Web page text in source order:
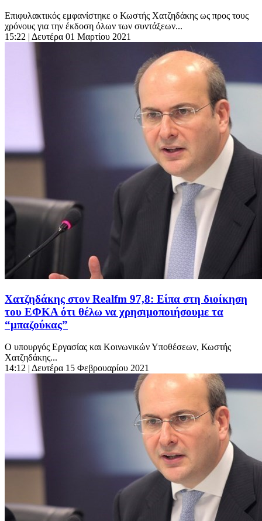
Επιφυλακτικός εμφανίστηκε ο Κωστής Χατζηδάκης ως προς τους
χρόνους για την έκδοση όλων των συντάξεων...
15:22 | Δευτέρα 01 Μαρτίου 2021
Χατζηδάκης στον Realfm 97,8: Είπα στη διοίκηση
του ΕΦΚΑ ότι θέλω να χρησιμοποιήσουμε τα
“μπαζούκας”
Ο υπουργός Εργασίας και Κοινωνικών Υποθέσεων, Κωστής
Χατζηδάκης...
14:12 | Δευτέρα 15 Φεβρουαρίου 2021